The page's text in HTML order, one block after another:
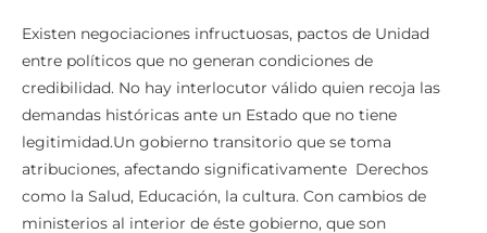
Existen negociaciones infructuosas, pactos de Unidad
entre políticos que no generan condiciones de
credibilidad. No hay interlocutor válido quien recoja las
demandas históricas ante un Estado que no tiene
legitimidad.Un gobierno transitorio que se toma
atribuciones, afectando significativamente Derechos
como la Salud, Educación, la cultura. Con cambios de
ministerios al interior de éste gobierno, que son